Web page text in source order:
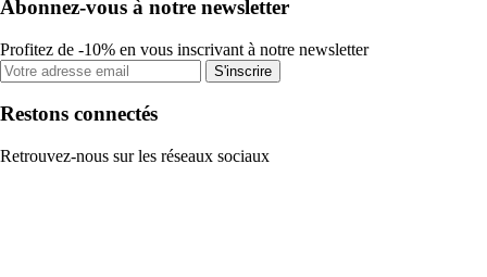
Abonnez-vous à notre newsletter
Profitez de -10% en vous inscrivant à notre newsletter
S'inscrire
Restons connectés
Retrouvez-nous sur les réseaux sociaux